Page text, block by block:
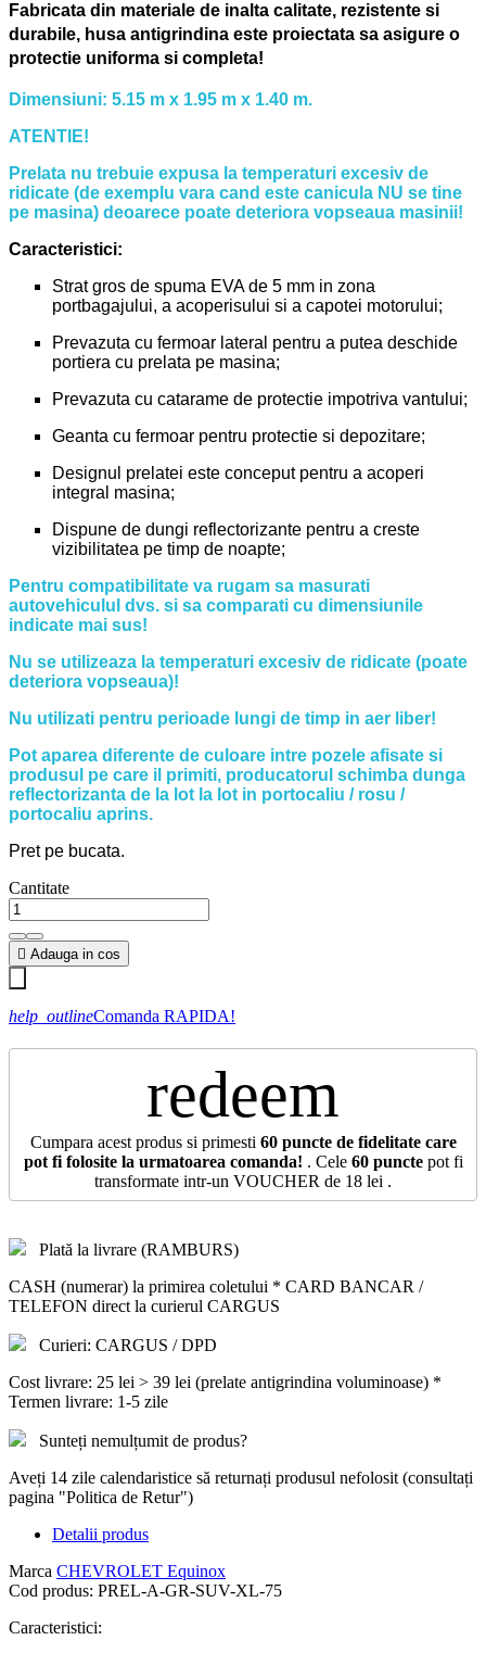
Fabricata din materiale de inalta calitate, rezistente si
durabile, husa antigrindina este proiectata sa asigure o
protectie uniforma si completa!
Dimensiuni: 5.15 m x 1.95 m x 1.40 m.
ATENTIE!
Prelata nu trebuie expusa la temperaturi excesiv de
ridicate (de exemplu vara cand este canicula NU se tine
pe masina) deoarece poate deteriora vopseaua masinii!
Caracteristici:
Strat gros de spuma EVA de 5 mm in zona
portbagajului, a acoperisului si a capotei motorului;
Prevazuta cu fermoar lateral pentru a putea deschide
portiera cu prelata pe masina;
Prevazuta cu catarame de protectie impotriva vantului;
Geanta cu fermoar pentru protectie si depozitare;
Designul prelatei este conceput pentru a acoperi
integral masina;
Dispune de dungi reflectorizante pentru a creste
vizibilitatea pe timp de noapte;
Pentru compatibilitate va rugam sa masurati
autovehiculul dvs. si sa comparati cu dimensiunile
indicate mai sus!
Nu se utilizeaza la temperaturi excesiv de ridicate (poate
deteriora vopseaua)!
Nu utilizati pentru perioade lungi de timp in aer liber!
Pot aparea diferente de culoare intre pozele afisate si
produsul pe care il primiti, producatorul schimba dunga
reflectorizanta de la lot la lot in portocaliu / rosu /
portocaliu aprins.
Pret pe bucata.
Cantitate
 Adauga in cos
help_outlineComanda RAPIDA!
redeem
Cumpara acest produs si primesti 60puncte de fidelitate care
pot fi folosite la urmatoarea comanda! . Cele 60punctepot fi
transformate intr-un VOUCHER de 18 lei .
Plată la livrare (RAMBURS)
CASH (numerar) la primirea coletului * CARD BANCAR /
TELEFON direct la curierul CARGUS
Curieri: CARGUS / DPD
Cost livrare: 25 lei > 39 lei (prelate antigrindina voluminoase) *
Termen livrare: 1-5 zile
Sunteți nemulțumit de produs?
Aveți 14 zile calendaristice să returnați produsul nefolosit (consultați
pagina "Politica de Retur")
Detalii produs
Marca CHEVROLET Equinox
Cod produs: PREL-A-GR-SUV-XL-75
Caracteristici: